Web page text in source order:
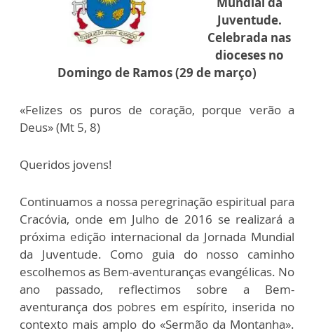
Juventude.
Celebrada nas
dioceses no
Domingo de Ramos (29 de março)
«Felizes os puros de coração, porque verão a
Deus» (Mt 5, 8)
Queridos jovens!
Continuamos a nossa peregrinação espiritual para
Cracóvia, onde em Julho de 2016 se realizará a
próxima edição internacional da Jornada Mundial
da Juventude. Como guia do nosso caminho
escolhemos as Bem-aventuranças evangélicas. No
ano passado, reflectimos sobre a Bem-
aventurança dos pobres em espírito, inserida no
contexto mais amplo do «Sermão da Montanha».